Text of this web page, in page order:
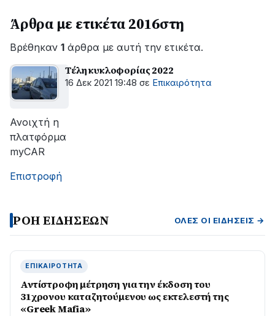
Άρθρα με ετικέτα 2016στη
Βρέθηκαν 1 άρθρα με αυτή την ετικέτα.
Τέλη κυκλοφορίας 2022
16 Δεκ 2021 19:48 σε Επικαιρότητα
Ανοιχτή η
πλατφόρμα
myCAR
Επιστροφή
ΡΟΗ ΕΙΔΗΣΕΩΝ ΌΛΕΣ ΟΙ ΕΙΔΉΣΕΙΣ →
ΕΠΙΚΑΙΡΌΤΗΤΑ
Αντίστροφη μέτρηση για την έκδοση του
31χρονου καταζητούμενου ως εκτελεστή της
«Greek Mafia»